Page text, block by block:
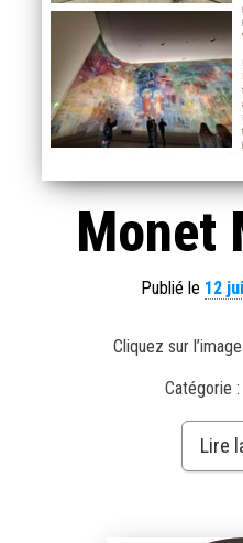
Monet
Publié le 12
Cliquez sur
Catégorie :
Lire